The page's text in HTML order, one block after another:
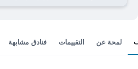
لمحة عن التقييمات فنادق مشابهة